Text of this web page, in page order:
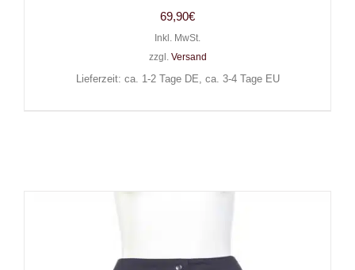
69,90€
Inkl. MwSt.
zzgl. Versand
Lieferzeit: ca. 1-2 Tage DE, ca. 3-4 Tage EU